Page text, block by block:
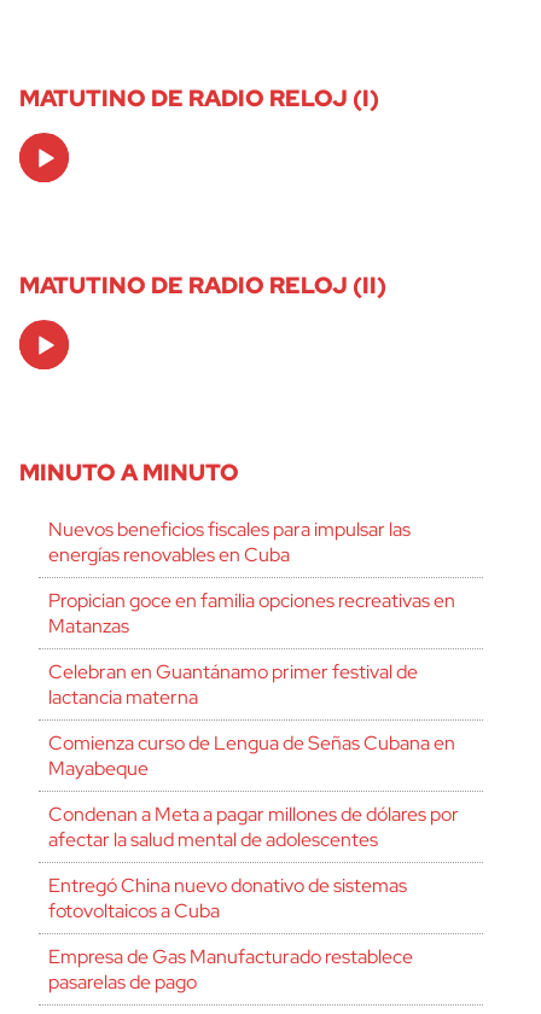
MATUTINO DE RADIO RELOJ (I)
Audio
Player
MATUTINO DE RADIO RELOJ (II)
Audio
Player
MINUTO A MINUTO
Nuevos beneficios fiscales para impulsar las
energías renovables en Cuba
Propician goce en familia opciones recreativas en
Matanzas
Celebran en Guantánamo primer festival de
lactancia materna
Comienza curso de Lengua de Señas Cubana en
Mayabeque
Condenan a Meta a pagar millones de dólares por
afectar la salud mental de adolescentes
Entregó China nuevo donativo de sistemas
fotovoltaicos a Cuba
Empresa de Gas Manufacturado restablece
pasarelas de pago